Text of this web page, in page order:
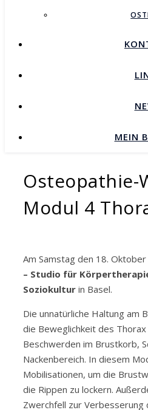
MEIN
Osteopathie-
Modul 4
Am Samstag den 18.
– Studio für
Soziokultur in Basel.
Die unnatürliche Haltung am
die Beweglichkeit des
Beschwerden im Brustkorb,
Nackenbereich. In diesem
Mobilisationen, um die
die Rippen zu lockern.
Zwerchfell zur Verbesserung